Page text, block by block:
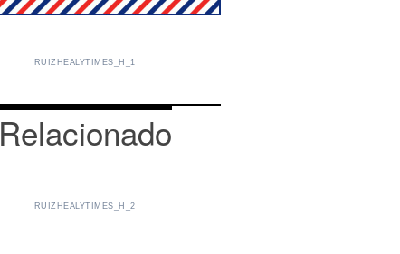
RUIZHEALYTIMES_H_1
Relacionado
RUIZHEALYTIMES_H_2